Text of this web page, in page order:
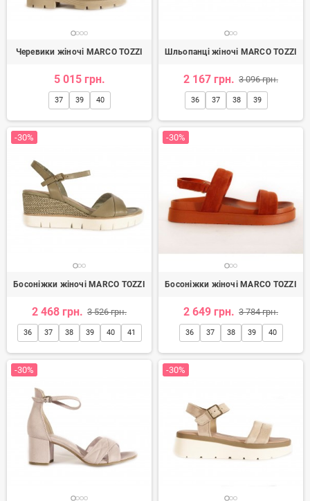
Черевики жіночі MARCO TOZZI
5 015 грн.
37 39 40
Шльопанці жіночі MARCO TOZZI
2 167 грн. 3 096 грн.
36 37 38 39
-30%
Босоніжки жіночі MARCO TOZZI
2 468 грн. 3 526 грн.
36 37 38 39 40 41
-30%
Босоніжки жіночі MARCO TOZZI
2 649 грн. 3 784 грн.
36 37 38 39 40
-30% -30%